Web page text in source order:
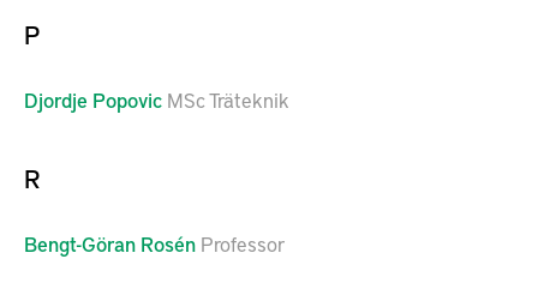
P
Djordje Popovic MSc Träteknik
R
Bengt-Göran Rosén Professor